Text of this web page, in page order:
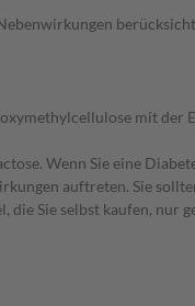
mit der
Wenn Sie eine
auftreten. Sie
Sie selbst kaufen,